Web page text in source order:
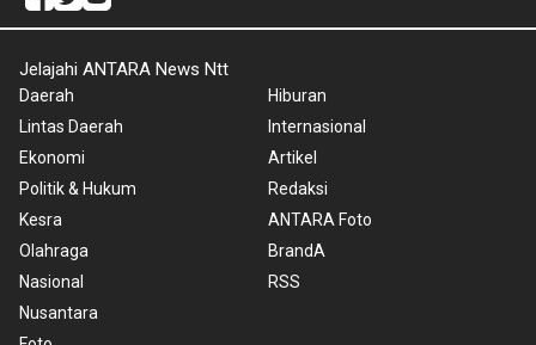
Jelajahi ANTARA News Ntt
Daerah
Lintas Daerah
Ekonomi
Politik & Hukum
Kesra
Olahraga
Nasional
Nusantara
Hiburan
Internasional
Artikel
Redaksi
ANTARA Foto
BrandA
RSS